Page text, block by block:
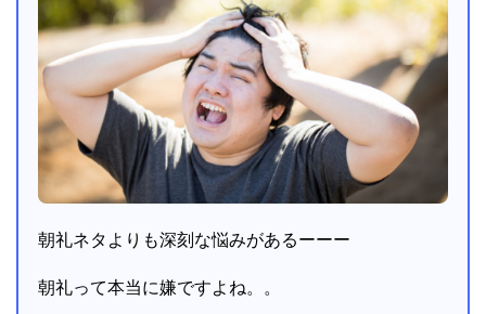
朝礼ネタよりも深刻な悩みがあるーーー
朝礼って本当に嫌ですよね。。